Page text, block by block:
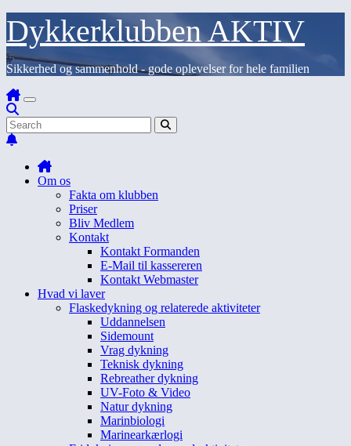
Skip
content
Dykkerklubben AKTIV
Sikkerhed og sammenhold - gode oplevelser for hele familien
Om os
Fakta om klubben
Priser
Bliv Medlem
Kontakt
Kontakt Formanden
E-Mail til kassereren
Kontakt Webmaster
Hvad vi laver
Flaskedykning og relaterede aktiviteter
Uddannelsen
Sidemount
Vrag dykning
Teknisk dykning
Rebreather dykning
UV-Foto & Video
Natur dykning
Marinbiologi
Marinearkærlogi